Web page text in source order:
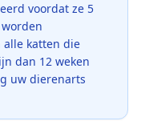
voordat ze 5
alle katten die
dan 12 weken
uw dierenarts